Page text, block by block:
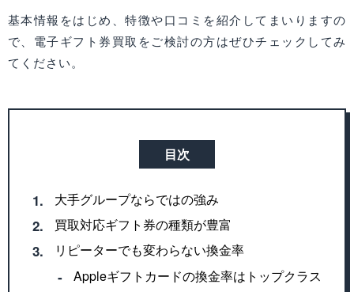
基本情報をはじめ、特徴や口コミを紹介してまいりますの
で、電子ギフト券買取をご検討の方はぜひチェックしてみ
てください。
目次
1. 大手グループならではの強み
2. 買取対応ギフト券の種類が豊富
3. リピーターでも変わらない換金率
‐ Appleギフトカードの換金率はトップクラス